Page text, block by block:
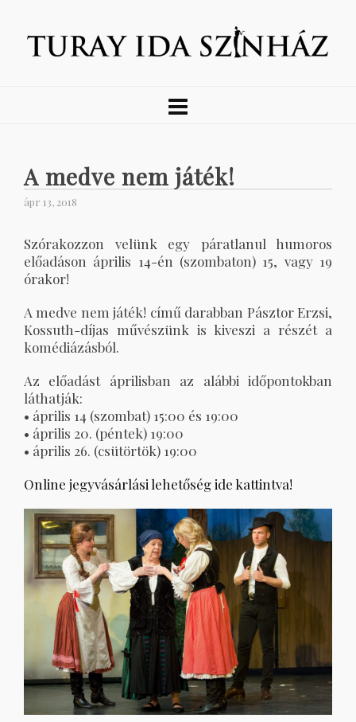
A medve nem játék!
ápr 13, 2018
Szórakozzon velünk egy páratlanul humoros
előadáson április 14-én (szombaton) 15, vagy 19
órakor!
A medve nem játék! című darabban Pásztor Erzsi,
Kossuth-díjas művészünk is kiveszi a részét a
komédiázásból.
Az előadást áprilisban az alábbi időpontokban
láthatják:
• április 14 (szombat) 15:00 és 19:00
• április 20. (péntek) 19:00
• április 26. (csütörtök) 19:00
Online jegyvásárlási lehetőség ide kattintva!